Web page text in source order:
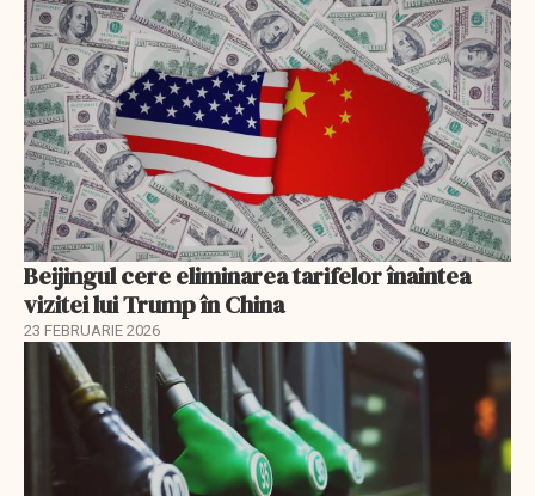
Beijingul cere eliminarea tarifelor înaintea
vizitei lui Trump în China
23 FEBRUARIE 2026